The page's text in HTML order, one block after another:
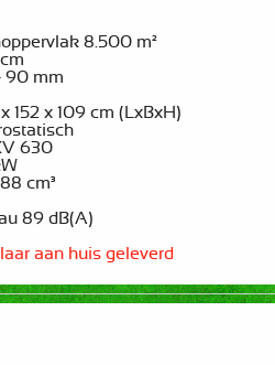
8.500 m²
90 mm
152 x 109 cm (LxBxH)
630
cm³
89 dB(A)
aan huis geleverd